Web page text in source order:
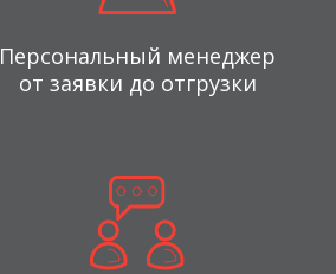
Персональный менеджер
от заявки до отгрузки